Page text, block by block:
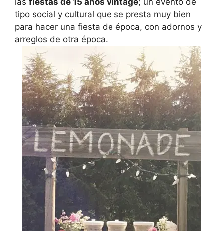
tipo social y cultural que se presta muy bien
para hacer una fiesta de época, con adornos y
arreglos de otra época.